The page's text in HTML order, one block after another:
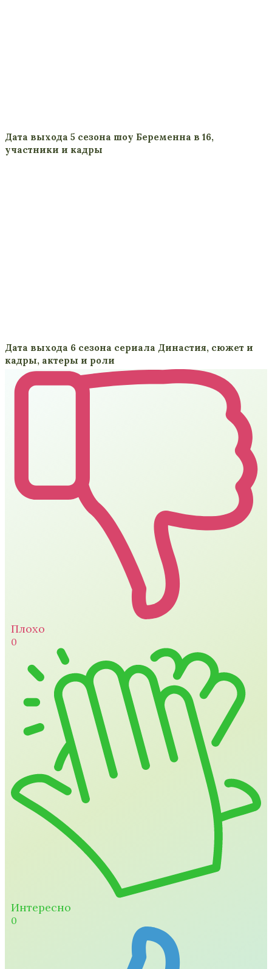
Дата выхода 5 сезона шоу Беременна в 16,
участники и кадры
Дата выхода 6 сезона сериала Династия, сюжет и
кадры, актеры и роли
Плохо
0
Интересно
0